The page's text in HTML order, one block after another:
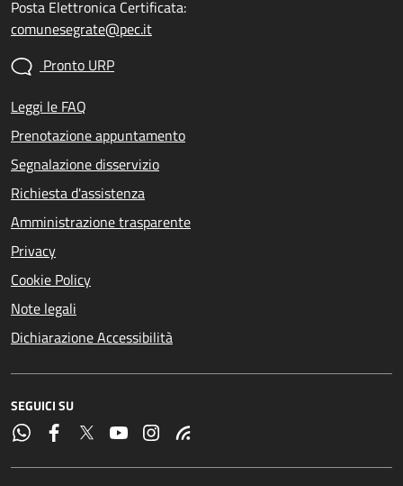
Posta Elettronica Certificata:
comunesegrate@pec.it
Pronto URP
Leggi le FAQ
Prenotazione appuntamento
Segnalazione disservizio
Richiesta d'assistenza
Amministrazione trasparente
Privacy
Cookie Policy
Note legali
Dichiarazione Accessibilità
SEGUICI SU